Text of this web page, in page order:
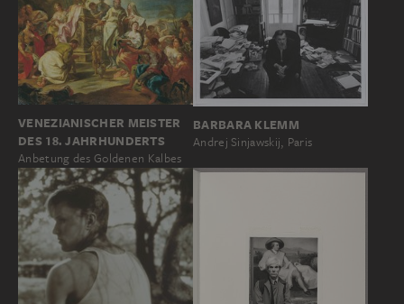
VENEZIANISCHER MEISTER
DES 18. JAHRHUNDERTS
Anbetung des Goldenen Kalbes
BARBARA KLEMM
Andrej Sinjawskij, Paris